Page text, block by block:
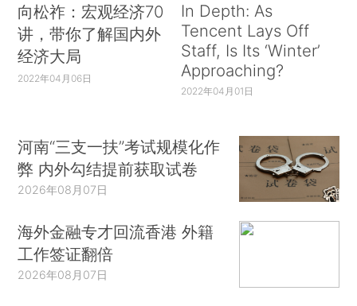
向松祚：宏观经济70
讲，带你了解国内外
经济大局
2022年04月06日
In Depth: As
Tencent Lays Off
Staff, Is Its ‘Winter’
Approaching?
2022年04月01日
河南“三支一扶”考试规模化作
弊 内外勾结提前获取试卷
2026年08月07日
海外金融专才回流香港 外籍
工作签证翻倍
2026年08月07日